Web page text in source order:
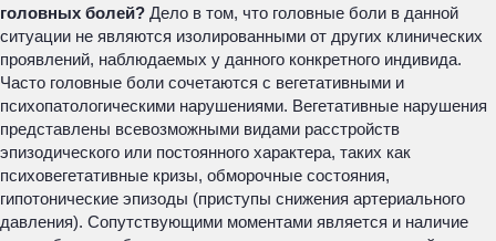
головных болей? Дело в том, что головные боли в данной
ситуации не являются изолированными от других клинических
проявлений, наблюдаемых у данного конкретного индивида.
Часто головные боли сочетаются с вегетативными и
психопатологическими нарушениями. Вегетативные нарушения
представлены всевозможными видами расстройств
эпизодического или постоянного характера, таких как
психовегетативные кризы, обморочные состояния,
гипотонические эпизоды (приступы снижения артериального
давления). Сопутствующими моментами является и наличие